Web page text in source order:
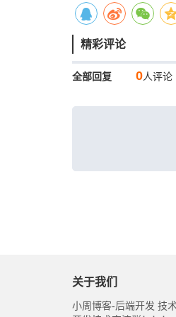
精彩评论
全部回复 0人评论
关于我们
小周博客-后端开发 技